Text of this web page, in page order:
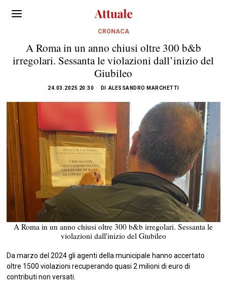
CRONACA
A Roma in un anno chiusi oltre 300 b&b
irregolari. Sessanta le violazioni dall’inizio del
Giubileo
24.03.2025 20:30 DI ALESSANDRO MARCHETTI
A Roma in un anno chiusi oltre 300 b&b irregolari. Sessanta le
violazioni dall'inizio del Giubileo
Da marzo del 2024 gli agenti della municipale hanno accertato
oltre 1500 violazioni recuperando quasi 2 milioni di euro di
contributi non versati.